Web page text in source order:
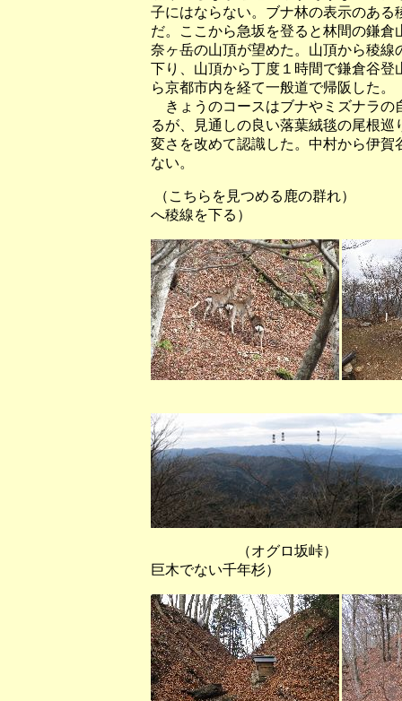
子にはならない。ブナ林の表示のあ
だ。ここから急坂を登ると林間の鎌
奈ヶ岳の山頂が望めた。山頂から稜
下り、山頂から丁度１時間で鎌倉谷
ら京都市内を経て一般道で帰阪した。
きょうのコースはブナやミズナラの
るが、見通しの良い落葉絨毯の尾根
変さを改めて認識した。中村から伊
ない。
（こちらを見つめる鹿の群
へ稜線を下る）
（オグロ坂峠） （
巨木でない千年杉）